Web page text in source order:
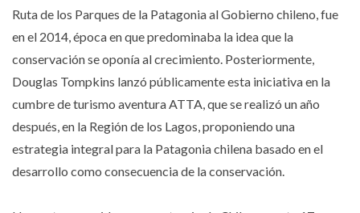
Ruta de los Parques de la Patagonia al Gobierno chileno, fue
en el 2014, época en que predominaba la idea que la
conservación se oponía al crecimiento. Posteriormente,
Douglas Tompkins lanzó públicamente esta iniciativa en la
cumbre de turismo aventura ATTA, que se realizó un año
después, en la Región de los Lagos, proponiendo una
estrategia integral para la Patagonia chilena basado en el
desarrollo como consecuencia de la conservación.